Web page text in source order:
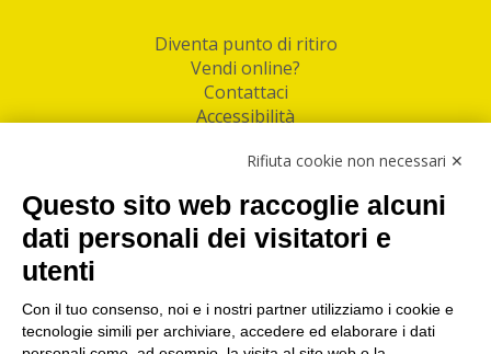
Diventa punto di ritiro
Vendi online?
Contattaci
Accessibilità
Facebook
Linkedin
I nostri punti di ritiro e spedizione pacchi nelle
maggiori città italiane
Torino|Milano|Roma|Bologna|Firenze| Genova
Rifiuta cookie non necessari ✕
Questo sito web raccoglie alcuni
dati personali dei visitatori e
utenti
Con il tuo consenso, noi e i nostri partner utilizziamo i cookie e
tecnologie simili per archiviare, accedere ed elaborare i dati